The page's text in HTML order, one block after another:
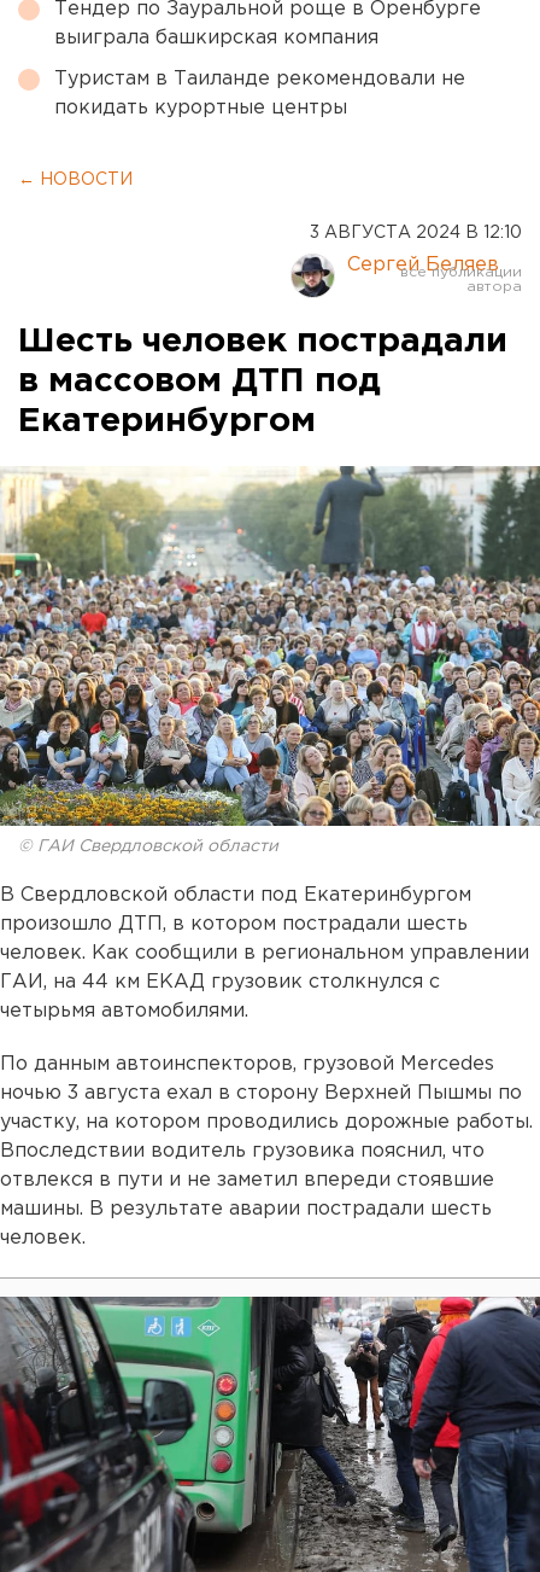
Тендер по Зауральной роще в Оренбурге
выиграла башкирская компания
Туристам в Таиланде рекомендовали не
покидать курортные центры
← НОВОСТИ
3 АВГУСТА 2024 В 12:10
Сергей Беляев
Шесть человек пострадали
в массовом ДТП под
Екатеринбургом
© ГАИ Свердловской области
В Свердловской области под Екатеринбургом
произошло ДТП, в котором пострадали шесть
человек. Как сообщили в региональном управлении
ГАИ, на 44 км ЕКАД грузовик столкнулся с
четырьмя автомобилями.
По данным автоинспекторов, грузовой Mercedes
ночью 3 августа ехал в сторону Верхней Пышмы по
участку, на котором проводились дорожные работы.
Впоследствии водитель грузовика пояснил, что
отвлекся в пути и не заметил впереди стоявшие
машины. В результате аварии пострадали шесть
человек.